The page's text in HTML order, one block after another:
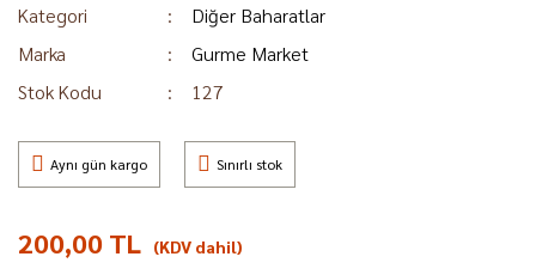
Kategori
Diğer Baharatlar
Marka
Gurme Market
Stok Kodu
127
Aynı gün kargo Sınırlı stok
200,00 TL (KDV dahil)